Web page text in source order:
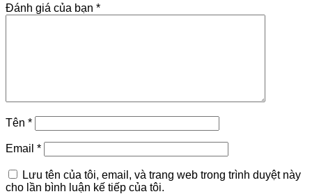
Đánh giá của bạn *
Tên *
Email *
Lưu tên của tôi, email, và trang web trong trình duyệt này
cho lần bình luận kế tiếp của tôi.